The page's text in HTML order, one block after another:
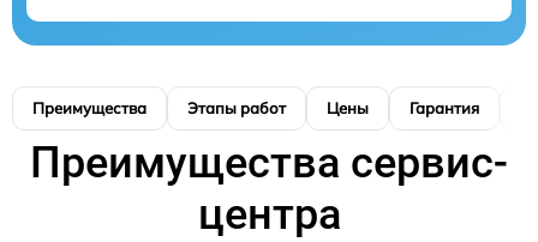
Преимущества Этапы работ Цены Гарантия
Преимущества сервис-
центра